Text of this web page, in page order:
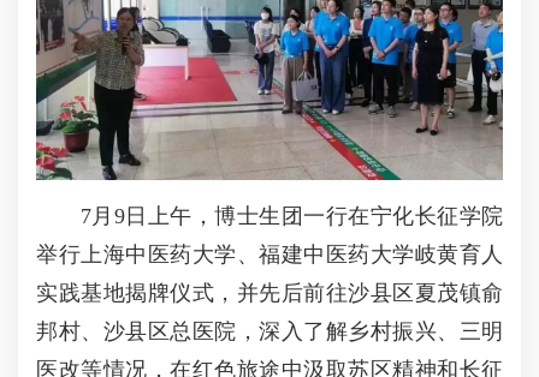
7月9日上午，博士生团一行在宁化长征学院
举行上海中医药大学、福建中医药大学岐黄育人
实践基地揭牌仪式，并先后前往沙县区夏茂镇俞
邦村、沙县区总医院，深入了解乡村振兴、三明
医改等情况，在红色旅途中汲取苏区精神和长征